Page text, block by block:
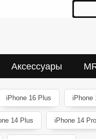
Аксессуары
iPhone 16 Plus iPhone
14 Plus iPhone 14 Pro